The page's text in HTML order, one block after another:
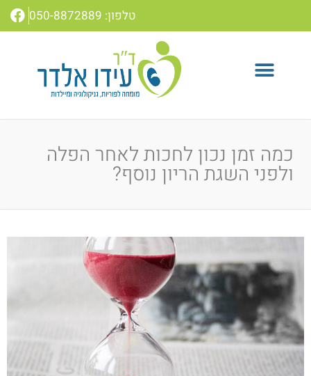
טלפון: 050-8872889
כמה זמן נכון לחכות לאחר הפלה
ולפני השגת הריון נוסף?